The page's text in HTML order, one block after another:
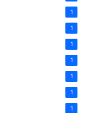
1
1
1
1
1
1
1